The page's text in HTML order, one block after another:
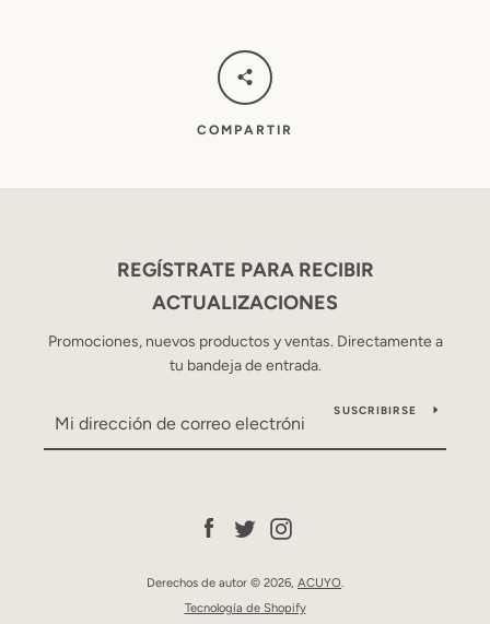
COMPARTIR
REGÍSTRATE PARA RECIBIR
ACTUALIZACIONES
Promociones, nuevos productos y ventas. Directamente a
tu bandeja de entrada.
SUSCRIBIRSE
Facebook
Twitter
Derechos de autor © 2026, ACUYO.
Tecnología de Shopify